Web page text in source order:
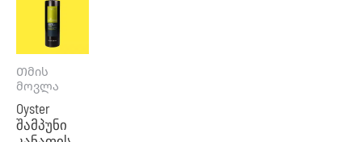
Თმის
მოვლა
Oyster
შამპუნი